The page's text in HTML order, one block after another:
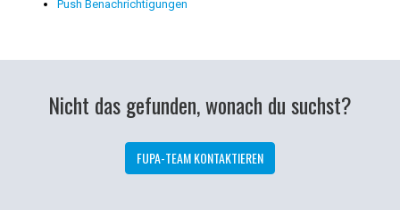
Push Benachrichtigungen
Nicht das gefunden, wonach du suchst?
FUPA-TEAM KONTAKTIEREN